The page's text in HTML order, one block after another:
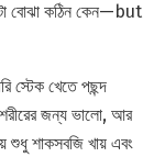
বোঝা কঠিন কেন—but
স্টেক খেতে পছন্দ
জন্য ভালো, আর
শুধু শাকসবজি খায় এবং